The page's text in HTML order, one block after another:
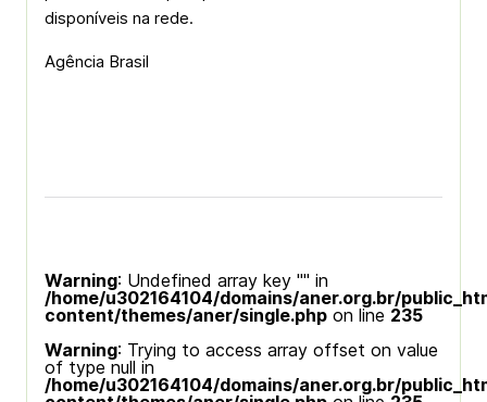
disponíveis na rede.
Agência Brasil
Warning: Undefined array key "" in
/home/u302164104/domains/aner.org.br/
content/themes/aner/single.php on line 235
Warning: Trying to access array offset on value
of type null in
/home/u302164104/domains/aner.org.br/